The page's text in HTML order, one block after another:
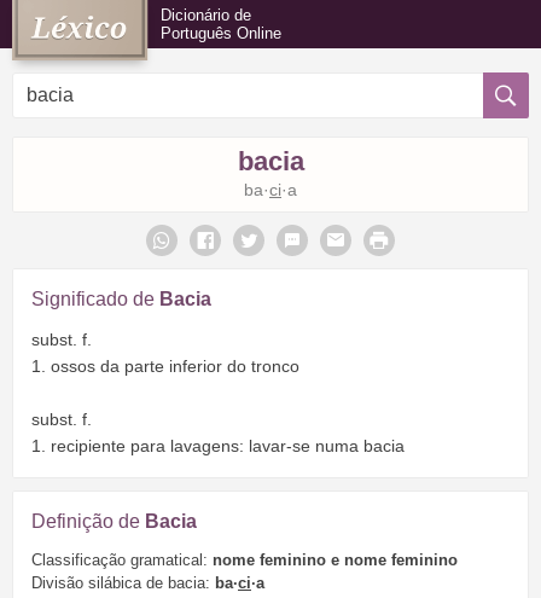
Dicionário de
Português Online
bacia
ba·ci·a
Significado de Bacia
subst. f.
1. ossos da parte inferior do tronco
subst. f.
1. recipiente para lavagens: lavar-se numa bacia
Definição de Bacia
Classificação gramatical: nome feminino e nome feminino
Divisão silábica de bacia: ba·ci·a